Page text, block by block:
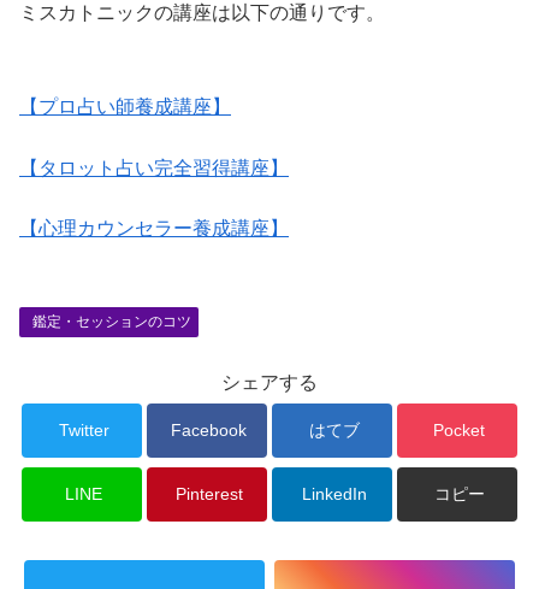
ミスカトニックの講座は以下の通りです。
【プロ占い師養成講座】
【タロット占い完全習得講座】
【心理カウンセラー養成講座】
鑑定・セッションのコツ
シェアする
Twitter Facebook はてブ Pocket
LINE Pinterest LinkedIn コピー